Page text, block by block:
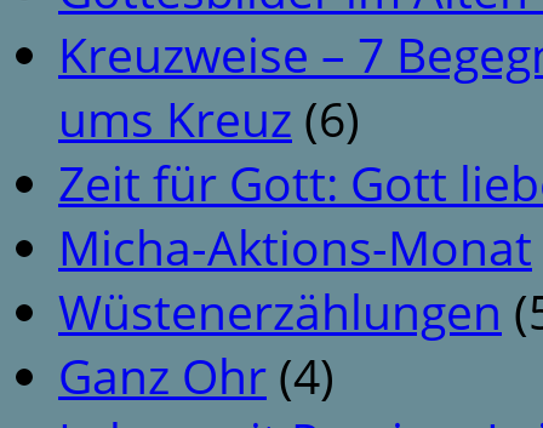
Kreuzweise – 7
ums Kreuz (6)
Zeit für Gott: Gott
Micha-Aktions-Monat
Wüstenerzählungen
Ganz Ohr (4)